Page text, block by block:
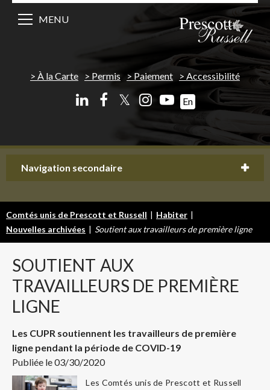
À la Carte Permis Paiement Accessibilité
𝕏 En
MENU
Navigation secondaire
Comtés unis de Prescott et Russell | Habiter |
Nouvelles archivées | Soutient aux travailleurs de première ligne
SOUTIENT AUX
TRAVAILLEURS DE PREMIÈRE
LIGNE
Les CUPR soutiennent les travailleurs de première
ligne pendant la période de COVID-19
Publiée le 03/30/2020
Les Comtés unis de Prescott et Russell